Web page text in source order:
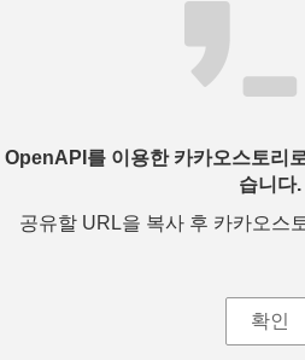
OpenAPI를 이용한 카카오스토리
습니다.
공유할 URL을 복사 후 카카오스
확인